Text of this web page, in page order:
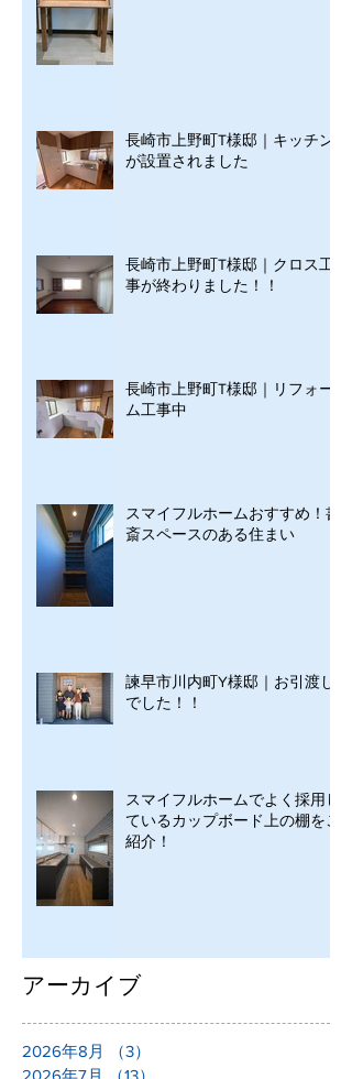
長崎市上野町T様邸｜キッチン
が設置されました
長崎市上野町T様邸｜クロス工
事が終わりました！！
長崎市上野町T様邸｜リフォー
ム工事中
スマイフルホームおすすめ！書
斎スペースのある住まい
諫早市川内町Y様邸｜お引渡し
でした！！
スマイフルホームでよく採用し
ているカップボード上の棚をご
紹介！
アーカイブ
2026年8月 （3）
2026年7月
（13）